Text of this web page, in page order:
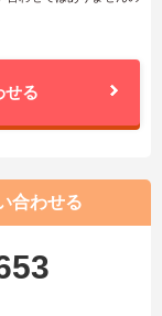
せる
合わせる